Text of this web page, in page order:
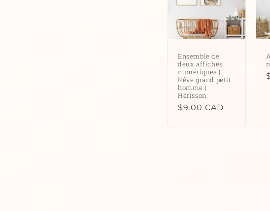
Ensemble de
deux affiches
numériques |
Rêve grand petit
homme |
Hérisson
Prix
$9.00 CAD